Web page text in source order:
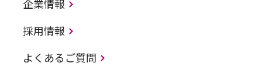
企業情報
採用情報
よくあるご質問